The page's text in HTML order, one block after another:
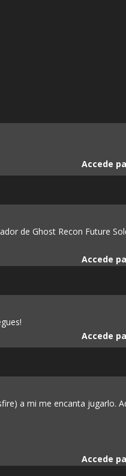
Accede
de Ghost Recon Future
Accede
Accede
a mi me encanta jugarlo.
Accede